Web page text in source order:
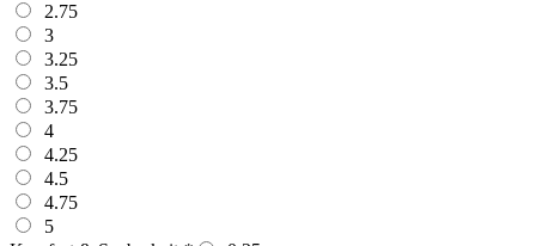
2.75
3
3.25
3.5
3.75
4
4.25
4.5
4.75
5